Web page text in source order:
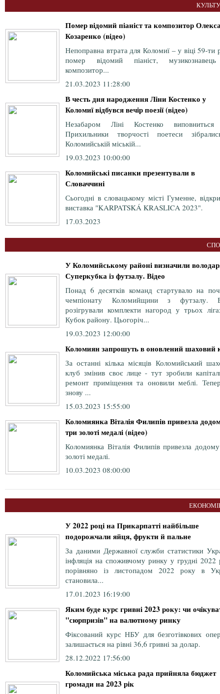
Помер відомий піаніст та композитор
Козаренко (відео)
Непоправна втрата для Коломиї – у віці 59-ти
помер відомий піаніст,
композитор...
21.03.2023 11:28:00
В честь дня народження Ліни Костенко у
Коломиї відбувся вечір поезії (відео)
Незабаром Ліні Костенко
Прихильники творчості поетеси
Коломийській міській...
19.03.2023 10:00:00
Коломийські писанки презентували в
Словаччині
Сьогодні в словацькому місті Гуменне,
виставка "KARPATSKÁ KRASLICA 2023".
17.03.2023
У Коломийському районі визначили
Суперкубка із футзалу. Відео
Понад 6 десятків команд стартувало на
чемпіонату Коломийщини з футзалу.
розігрували комплекти нагород у трьох
Кубок району. Цьогоріч...
19.03.2023 12:00:00
Коломиян запрошуть в оновлений шаховий
За останні кілька місяців Коломийський
клуб змінив своє лице - тут зробили
ремонт приміщення та оновили меблі.
знову ...
15.03.2023 15:55:00
Коломиянка Віталія Филипів привезла
три золоті медалі (відео)
Коломиянка Віталія Филипів привезла
золоті медалі.
10.03.2023 08:00:00
У 2022 році на Прикарпатті найбільше
подорожчали яйця, фрукти й пальне
За даними Державної служби статистики
інфляція на споживчому ринку у грудні 2022
порівняно із листопадом 2022 року в
становила...
17.01.2023 16:19:00
Яким буде курс гривні 2023 року: чи
"сюрпризів" на валютному ринку
Фіксований курс НБУ для безготівкових
залишається на рівні 36,6 гривні за долар.
28.12.2022 17:56:00
Коломийська міська рада прийняла бюджет
громади на 2023 рік